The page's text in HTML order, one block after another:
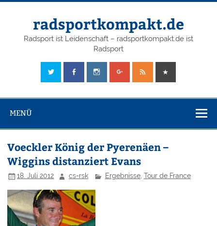
radsportkompakt.de
Radsport ist Leidenschaft – radsportkompakt.de ist
Radsport
MENÜ
Voeckler König der Pyerenäen –
Wiggins distanziert Evans
18. Juli 2012 cs-rsk Ergebnisse, Tour de France